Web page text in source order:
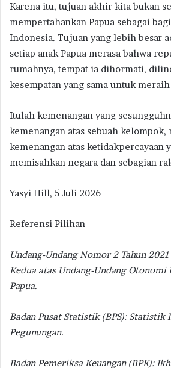
Karena itu, tujuan akhir kita bukan
mempertahankan Papua sebagai
Indonesia. Tujuan yang lebih besar
setiap anak Papua merasa bahwa
rumahnya, tempat ia dihormati,
kesempatan yang sama untuk
Itulah kemenangan yang
kemenangan atas sebuah kelompok,
kemenangan atas ketidakpercayaan
memisahkan negara dan sebagian
Yasyi Hill, 5 Juli 2026
Referensi Pilihan
Undang-Undang Nomor 2 Tahun
Kedua atas Undang-Undang Otonomi
Papua.
Badan Pusat Statistik (BPS): Statistik
Pegunungan.
Badan Pemeriksa Keuangan (BPK):